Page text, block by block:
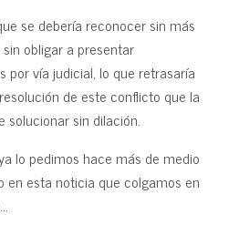
se debería reconocer sin más
obligar a presentar
por vía judicial, lo que retrasaría
de este conflicto que la
sin dilación.
lo pedimos hace más de medio
en esta noticia que colgamos en